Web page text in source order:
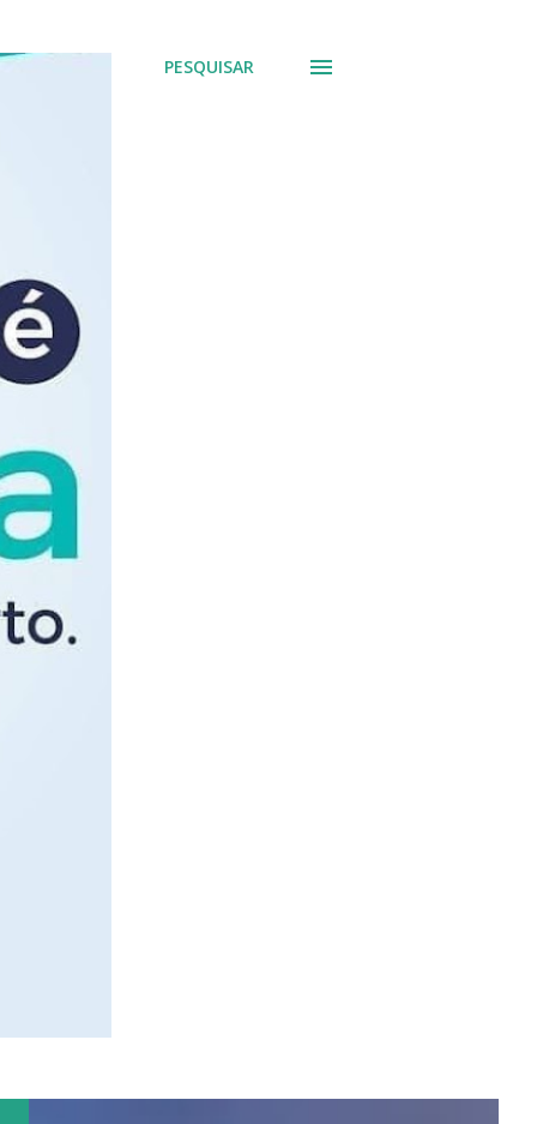
PESQUISAR